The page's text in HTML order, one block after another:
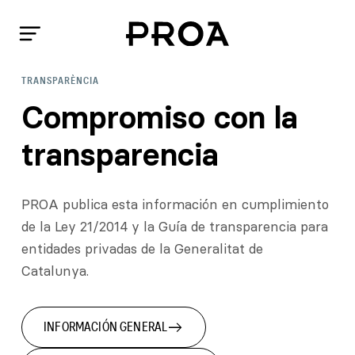
TRANSPARÈNCIA
Compromiso con la
transparencia
PROA publica esta información en cumplimiento
de la Ley 21/2014 y la Guía de transparencia para
entidades privadas de la Generalitat de
Catalunya.
INFORMACIÓN GENERAL east